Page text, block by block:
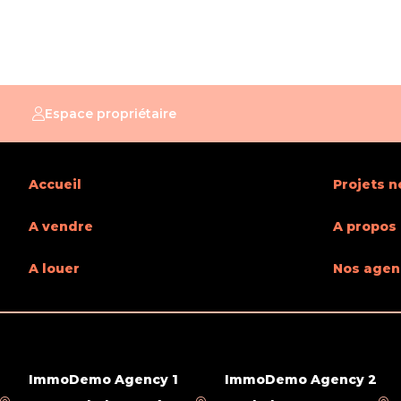
Espace propriétaire
Accueil
A vendre
A louer
Projets
A propos
Nos
ImmoDemo Agency 1
ImmoDemo Agency 2